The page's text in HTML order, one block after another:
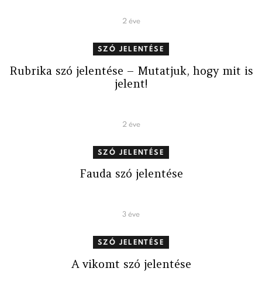
2 éve
SZÓ JELENTÉSE
Rubrika szó jelentése – Mutatjuk, hogy mit is
jelent!
2 éve
SZÓ JELENTÉSE
Fauda szó jelentése
3 éve
SZÓ JELENTÉSE
A vikomt szó jelentése